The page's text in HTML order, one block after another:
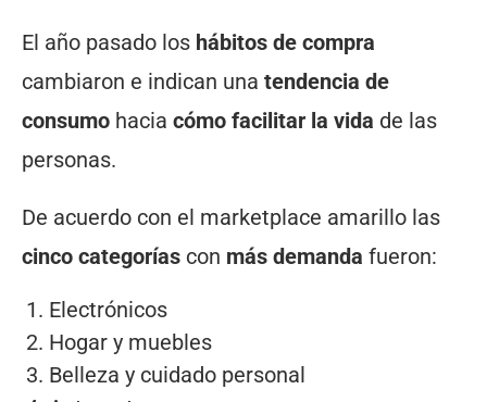
El año pasado los hábitos de compra
cambiaron e indican una tendencia de
consumo hacia cómo facilitar la vida de las
personas.
De acuerdo con el marketplace amarillo las
cinco categorías con más demanda fueron:
Electrónicos
Hogar y muebles
Belleza y cuidado personal